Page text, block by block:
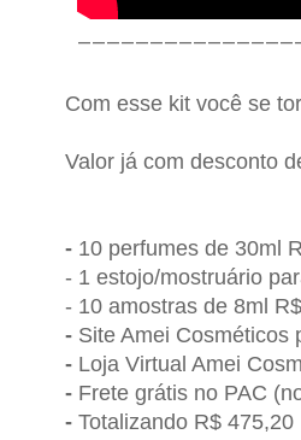
Com esse kit você se
Valor já com desconto
- 10 perfumes de 30ml
- 1 estojo/mostruário
- 10 amostras de 8ml
- Site Amei Cosméticos
- Loja Virtual Amei
- Frete grátis no PAC
-Totalizando R$ 475,20